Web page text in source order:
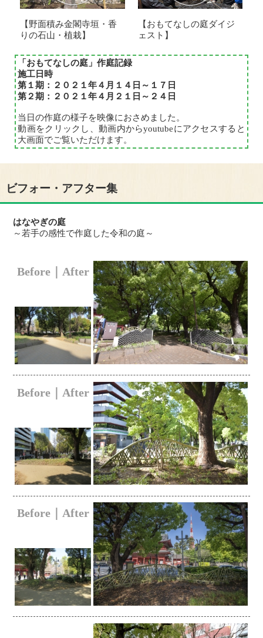
【野面積み金閣寺垣・香
りの石山・植栽】
【おもてなしの庭ダイジ
ェスト】
「おもてなしの庭」作庭記録
施工日時
第１期：２０２１年４月１４日～１７日
第２期：２０２１年４月２１日～２４日
当日の作庭の様子を映像におさめました。
動画をクリックし、動画内からyoutubeにアクセスすると
大画面でご覧いただけます。
ビフォー・アフター集
はなやぎの庭
～若手の感性で作庭した令和の庭～
Before｜After
Before｜After
Before｜After